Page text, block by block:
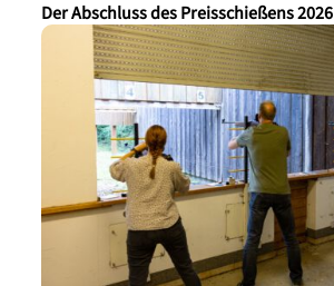
Der Abschluss des Preisschießens 2026